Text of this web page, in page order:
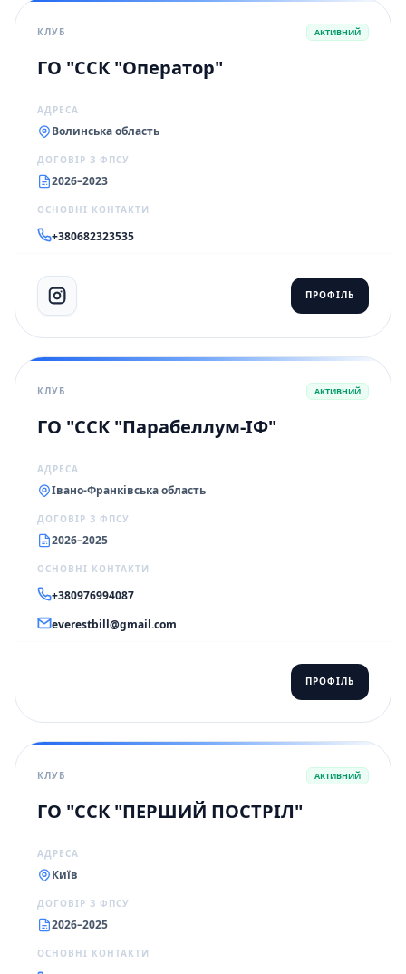
КЛУБ АКТИВНИЙ
ГО "ССК "Оператор"
АДРЕСА
Волинська область
ДОГОВІР З ФПСУ
2026–2023
ОСНОВНІ КОНТАКТИ
+380682323535
ПРОФІЛЬ
КЛУБ АКТИВНИЙ
ГО "ССК "Парабеллум-ІФ"
АДРЕСА
Івано-Франківська область
ДОГОВІР З ФПСУ
2026–2025
ОСНОВНІ КОНТАКТИ
+380976994087
everestbill@gmail.com
ПРОФІЛЬ
КЛУБ АКТИВНИЙ
ГО "ССК "ПЕРШИЙ ПОСТРІЛ"
АДРЕСА
Київ
ДОГОВІР З ФПСУ
2026–2025
ОСНОВНІ КОНТАКТИ